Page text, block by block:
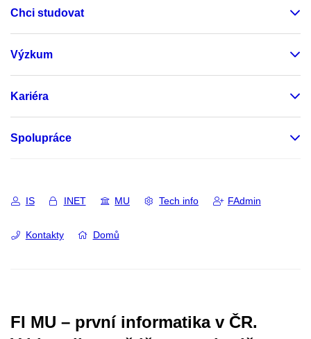
Chci studovat
Výzkum
Kariéra
Spolupráce
IS INET MU Tech info FAdmin
Kontakty Domů
FI MU – první informatika v ČR.